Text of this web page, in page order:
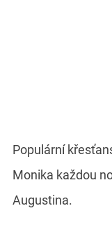
Populární
Monika každou
Augustina.